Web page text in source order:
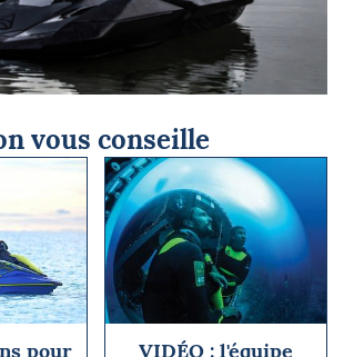
vous conseille
pour
VIDÉO : l'équipe